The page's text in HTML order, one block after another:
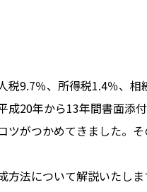
9.7％、所得税1.4％、
20年から13年間書面添
がつかめてきました。
法について解説いたしま